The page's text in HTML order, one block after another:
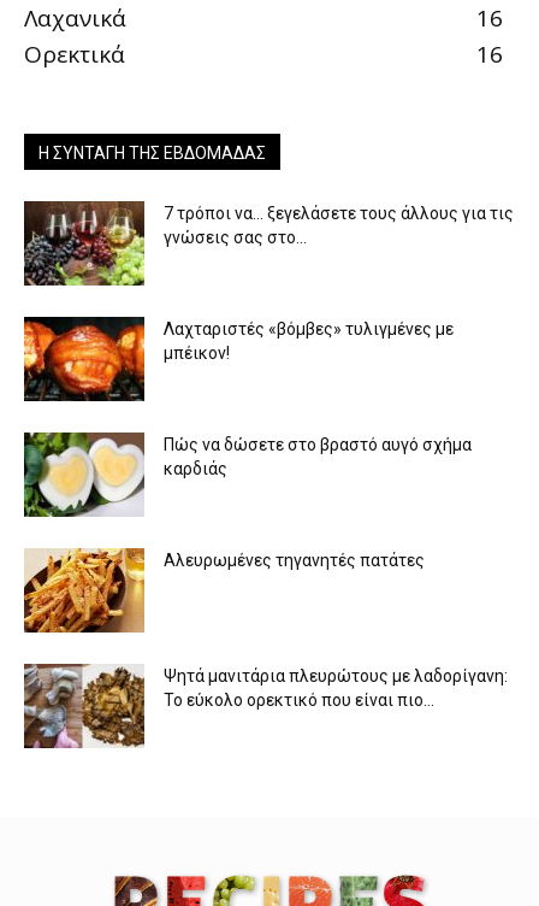
Λαχανικά
16
Ορεκτικά
16
Η ΣΥΝΤΑΓΉ ΤΗΣ ΕΒΔΟΜΆΔΑΣ
7 τρόποι να… ξεγελάσετε τους άλλους για τις
γνώσεις σας στο...
Λαχταριστές «βόμβες» τυλιγμένες με
μπέικον!
Πώς να δώσετε στο βραστό αυγό σχήμα
καρδιάς
Αλευρωμένες τηγανητές πατάτες
Ψητά μανιτάρια πλευρώτους με λαδορίγανη:
Το εύκολο ορεκτικό που είναι πιο...